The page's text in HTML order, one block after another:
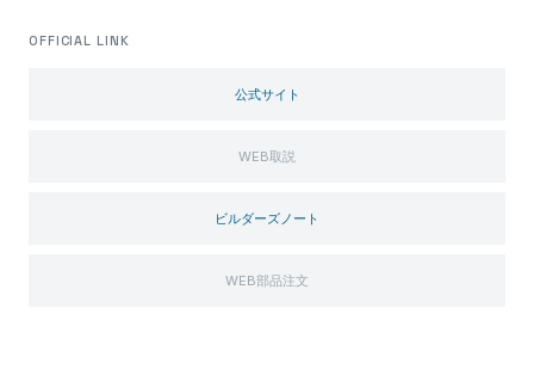
OFFICIAL LINK
公式サイト
WEB取説
ビルダーズノート
WEB部品注文